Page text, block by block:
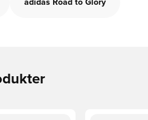
adidas Road to Glory